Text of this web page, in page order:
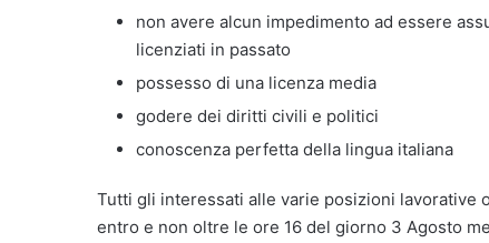
non avere alcun impedimento ad essere
licenziati in passato
possesso di una licenza media
godere dei diritti civili e politici
conoscenza perfetta della lingua italiana
Tutti gli interessati alle varie posizioni lavorative
entro e non oltre le ore 16 del giorno 3 Agosto